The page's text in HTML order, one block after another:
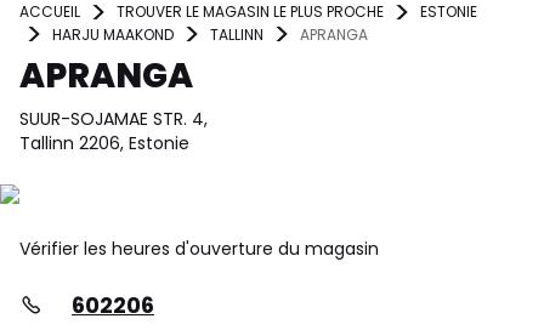
ACCUEIL TROUVER LE MAGASIN LE PLUS PROCHE
ESTONIE
HARJU MAAKOND
TALLINN APRANGA
APRANGA
SUUR-SOJAMAE STR. 4,
Tallinn 2206, Estonie
Vérifier les heures d'ouverture du magasin
602206